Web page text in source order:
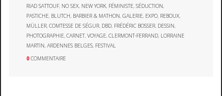
RIAD SATTOUF, NO SEX, NEW YORK, FÉMINISTE,SÉDUCTION,
PASTICHE, BLUTCH, BARBIER & MATHON,GALERIE, EXPO, REBOUX,
MÜLLER,COMTESSE DE SÉGUR, DBD, FRÉDÉRIC BOSSER, DESSIN,
PHOTOGRAPHIE,CARNET,VOYAGE,CLERMONT-FERRAND, LORRAINE
MARTIN,ARDENNES BELGES, FESTIVAL
0 COMMENTAIRE